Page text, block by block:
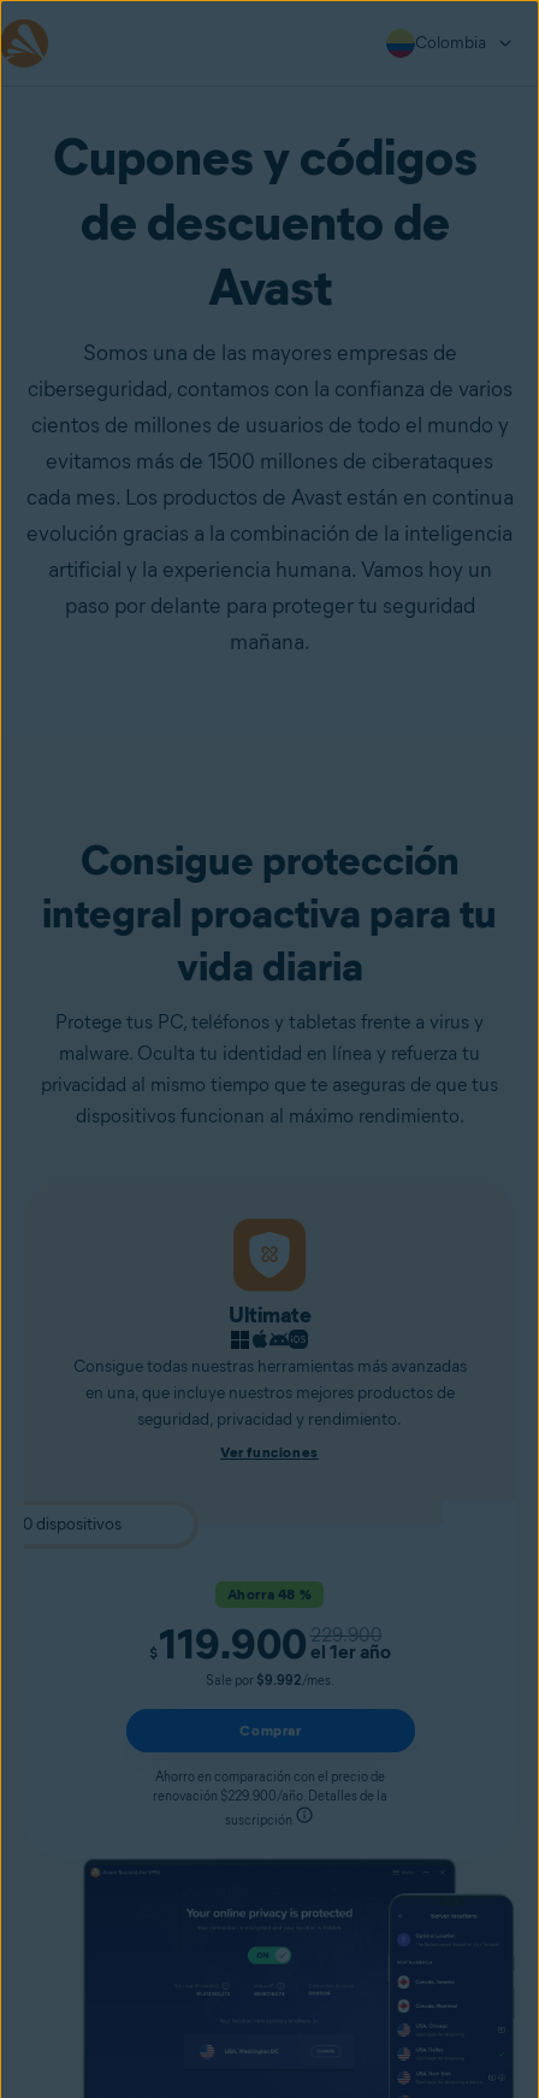
Colombia
Cupones y códigos
de descuento de
Avast
Somos una de las mayores empresas de
ciberseguridad, contamos con la confianza de varios
cientos de millones de usuarios de todo el mundo y
evitamos más de 1500 millones de ciberataques
cada mes. Los productos de Avast están en continua
evolución gracias a la combinación de la inteligencia
artificial y la experiencia humana. Vamos hoy un
paso por delante para proteger tu seguridad
mañana.
Consigue protección
integral proactiva para tu
vida diaria
Protege tus PC, teléfonos y tabletas frente a virus y
malware. Oculta tu identidad en línea y refuerza tu
privacidad al mismo tiempo que te aseguras de que tus
dispositivos funcionan al máximo rendimiento.
Ultimate
Consigue todas nuestras herramientas más avanzadas
en una, que incluye nuestros mejores productos de
seguridad, privacidad y rendimiento.
Ver funciones
Ahorra 48 %
$119.900 229.900
el 1er año
Sale por $9.992/mes.
Comprar
Ahorro en comparación con el precio de
renovación $229.900/año. Detalles de la
suscripción